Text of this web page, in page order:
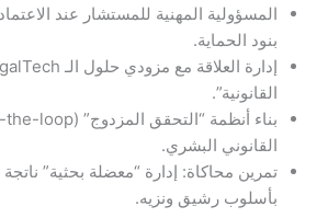
المسؤولية المهنية للمستشار عند
بنود الحماية.
القانونية”.
القانوني البشري.
تمرين محاكاة: إدارة “معضلة بحثية”
بأسلوب رشيق ونزيه.